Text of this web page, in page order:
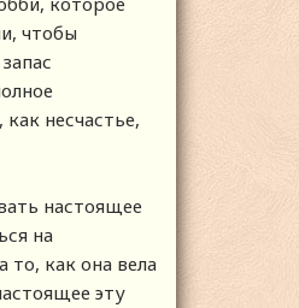
чтобы
несчастье,
настоящее
на
как она вела
эту